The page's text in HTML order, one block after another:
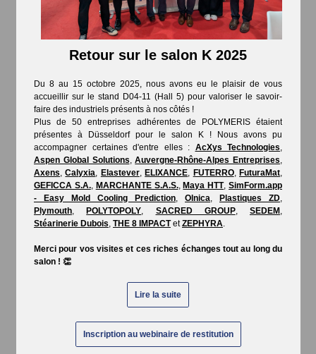
Retour sur le salon K 2025
Du 8 au 15 octobre 2025, nous avons eu le plaisir de vous
accueillir sur le stand D04-11 (Hall 5) pour valoriser le savoir-
faire des industriels présents à nos côtés !
Plus de 50 entreprises adhérentes de POLYMERIS étaient
présentes à Düsseldorf pour le salon K ! Nous avons pu
accompagner certaines d'entre elles : AcXys Technologies,
Aspen Global Solutions,Auvergne-Rhône-Alpes Entreprises,
Axens,Calyxia, Elastever, ELIXANCE, FUTERRO, FuturaMat,
GEFICCA S.A., MARCHANTE S.A.S., Maya HTT,SimForm.app
- Easy Mold Cooling Prediction, Olnica, Plastiques ZD,
Plymouth, POLYTOPOLY, SACRED GROUP, SEDEM ,
Stéarinerie Dubois, THE 8 IMPACTetZEPHYRA.
Merci pour vos visites et ces riches échanges tout au long du
salon ! 👏
Lire la suite
Inscription au webinaire de restitution